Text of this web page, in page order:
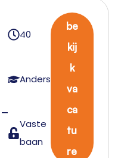
40
Anders
Vaste
baan
be
kij
k
va
ca
tu
re